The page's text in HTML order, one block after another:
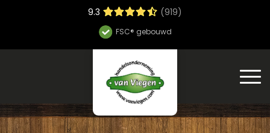
9.3 (919)
Hoge bouwsnelheid